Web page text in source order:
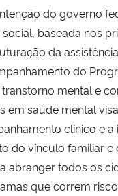
do governo
baseada nos
da
do
mental e
em saúde mental
clínico e
do vínculo familiar
abranger todos os
que correm